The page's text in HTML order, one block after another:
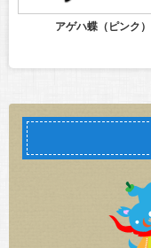
アゲハ蝶（ピンク）